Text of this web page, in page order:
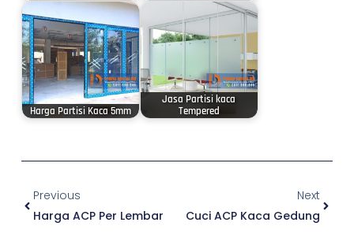
Harga Partisi Kaca 5mm
Jasa Partisi kaca
Tempered
Previous
Harga ACP Per Lembar
Next
Cuci ACP Kaca Gedung